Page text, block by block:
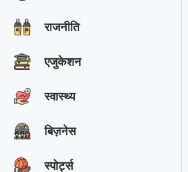
राजनीति
एजुकेशन
स्वास्थ्य
बिज़नेस
स्पोर्ट्स